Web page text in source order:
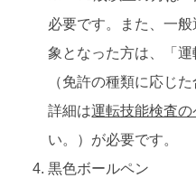
必要です。また、一
象となった方は、「運
（免許の種類に応じ
詳細は運転技能検査の
い。）が必要です。
黒色ボールペン